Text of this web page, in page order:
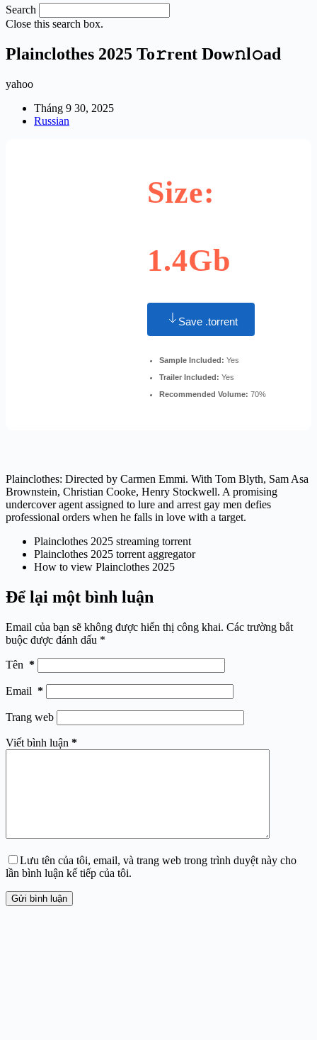
Search
Close this search box.
Plainclothes 2025 To𝚛rent Dow𝚗l𝚘ad
yahoo
Tháng 9 30, 2025
Russian
Size:
1.4Gb
Save .torrent
Sample Included: Yes
Trailer Included: Yes
Recommended Volume: 70%
Plainclothes: Directed by Carmen Emmi. With Tom Blyth, Sam Asa
Brownstein, Christian Cooke, Henry Stockwell. A promising
undercover agent assigned to lure and arrest gay men defies
professional orders when he falls in love with a target.
Plainclothes 2025 streaming torrent
Plainclothes 2025 torrent aggregator
How to view Plainclothes 2025
Để lại một bình luận
Email của bạn sẽ không được hiển thị công khai. Các trường bắt
buộc được đánh dấu *
Tên *
Email *
Trang web
Viết bình luận *
Lưu tên của tôi, email, và trang web trong trình duyệt này cho
lần bình luận kế tiếp của tôi.
Gửi bình luận